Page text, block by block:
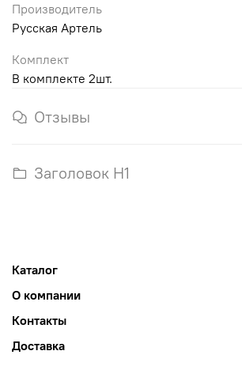
Производитель
Русская Артель
Комплект
В комплекте 2шт.
Отзывы
Заголовок H1
Каталог
О компании
Контакты
Доставка